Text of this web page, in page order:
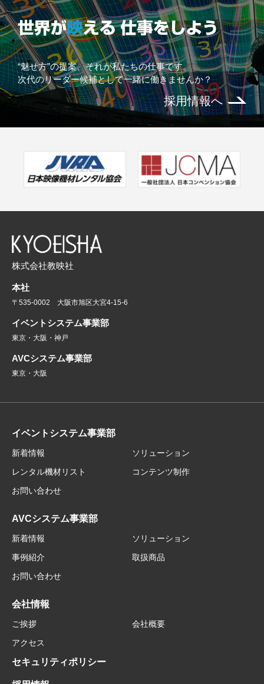
“魅せ方”の提案、それが私たちの仕事です。
次代のリーダー候補として一緒に働きませんか？
採用情報へ
株式会社教映社
本社
〒535-0002 大阪市旭区大宮4-15-6
イベントシステム事業部
東京・大阪・神戸
AVCシステム事業部
東京・大阪
イベントシステム事業部
新着情報
ソリューション
レンタル機材リスト
コンテンツ制作
お問い合わせ
AVCシステム事業部
新着情報
ソリューション
事例紹介
取扱商品
お問い合わせ
会社情報
ご挨拶
会社概要
アクセス
セキュリティポリシー